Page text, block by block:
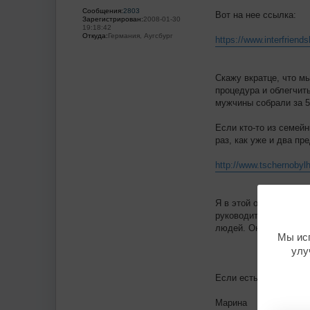
Сообщения:2803
Зарегистрирован:2008-01-30
19:18:42
Откуда:Германия, Аугсбург
Вот на нее ссылка:
https://
Скажу вкратце, что
процедура и
мужчины собрали за
Если кто-то из
раз, как уже и два
http://
Я в этой
руководительнице и
людей. Она сама об
Если есть вопросы,
Марина
Мы